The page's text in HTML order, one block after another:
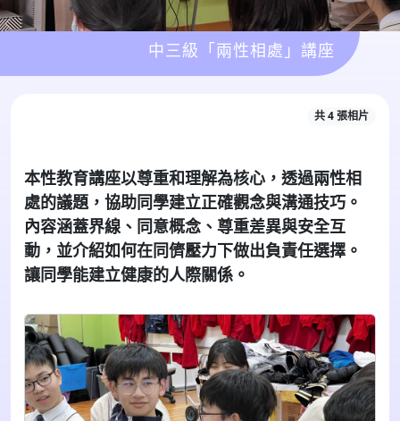
中三級「兩性相處」講座
共 4 張相片
本性教育講座以尊重和理解為核心，透過兩性相
處的議題，協助同學建立正確觀念與溝通技巧。
內容涵蓋界線、同意概念、尊重差異與安全互
動，並介紹如何在同儕壓力下做出負責任選擇。
讓同學能建立健康的人際關係。